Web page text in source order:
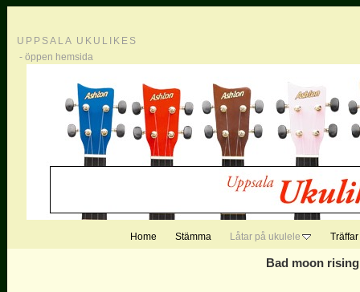
UPPSALA UKULIKES
- öppen hemsida
Home Stämma Låtar på ukulele Träffar
Bad moon rising